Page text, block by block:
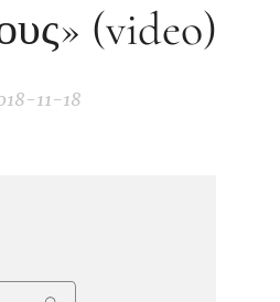
(video)
11-18